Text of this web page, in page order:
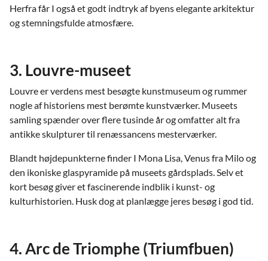
Herfra får I også et godt indtryk af byens elegante arkitektur
og stemningsfulde atmosfære.
3. Louvre-museet
Louvre er verdens mest besøgte kunstmuseum og rummer
nogle af historiens mest berømte kunstværker. Museets
samling spænder over flere tusinde år og omfatter alt fra
antikke skulpturer til renæssancens mesterværker.
Blandt højdepunkterne finder I Mona Lisa, Venus fra Milo og
den ikoniske glaspyramide på museets gårdsplads. Selv et
kort besøg giver et fascinerende indblik i kunst- og
kulturhistorien. Husk dog at planlægge jeres besøg i god tid.
4. Arc de Triomphe (Triumfbuen)